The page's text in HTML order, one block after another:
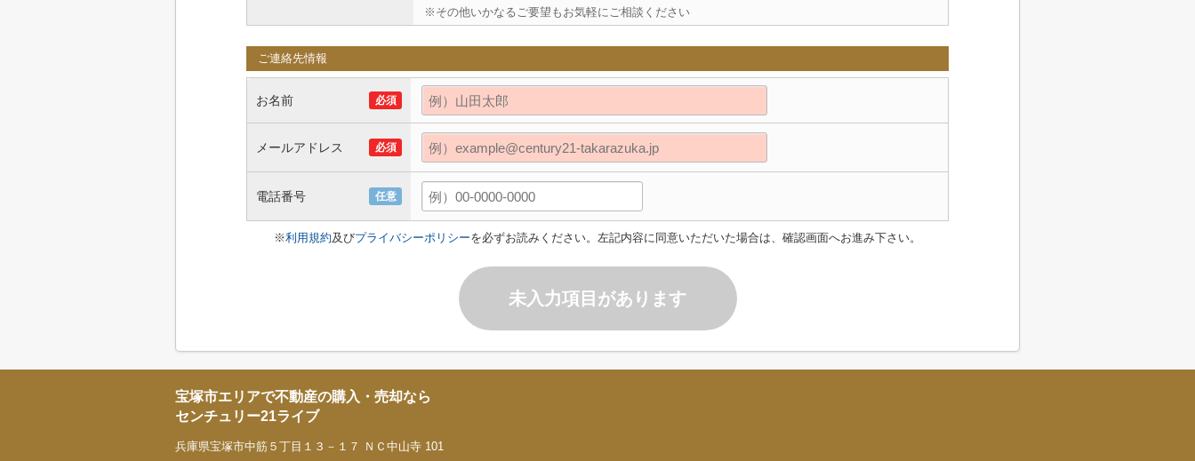
※その他いかなるご要望もお気軽にご相談ください
ご連絡先情報
お名前 必須
メールアドレス 必須
電話番号 任意
※利用規約及びプライバシーポリシーを必ずお読みください。左記内容に同意いただいた場合は、確認画面へお進み下さい。
未入力項目があります
宝塚市エリアで不動産の購入・売却なら
センチュリー21ライブ
兵庫県宝塚市中筋５丁目１３－１７ ＮＣ中山寺 101